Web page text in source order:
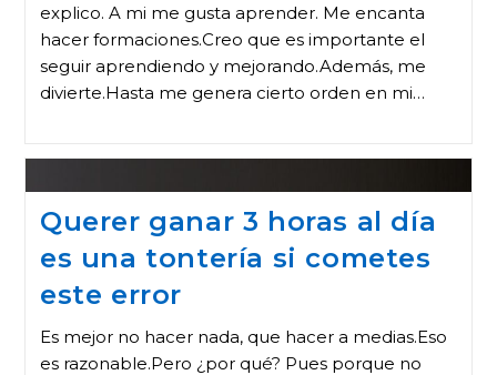
explico. A mi me gusta aprender. Me encanta
hacer formaciones.Creo que es importante el
seguir aprendiendo y mejorando.Además, me
divierte.Hasta me genera cierto orden en mi…
Querer ganar 3 horas al día
es una tontería si cometes
este error
Es mejor no hacer nada, que hacer a medias.Eso
es razonable.Pero ¿por qué? Pues porque no